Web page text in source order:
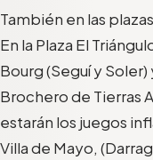
También en las
En la Plaza El
Bourg(Seguí y Soler)
Brochero de Tierras
estarán los juegos
Villa de Mayo,